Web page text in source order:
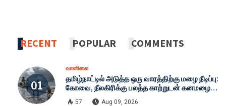
RECENT POPULAR COMMENTS
வானிலை
தமிழ்நாட்டில் அடுத்த ஒரு வாரத்திற்கு மழை நீடிப்பு:
கோவை, நீலகிரிக்கு பலத்த காற்றுடன் கனமழை
எச்சரிக்கை - இன்றைய முழு வானிலை நிலவரம்!
57 Aug 09, 2026